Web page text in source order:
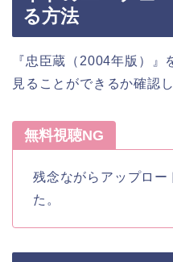
る方法
『忠臣蔵（2004年版）
見ることができるか確認
無料視聴NG
残念ながらアップロー
た。